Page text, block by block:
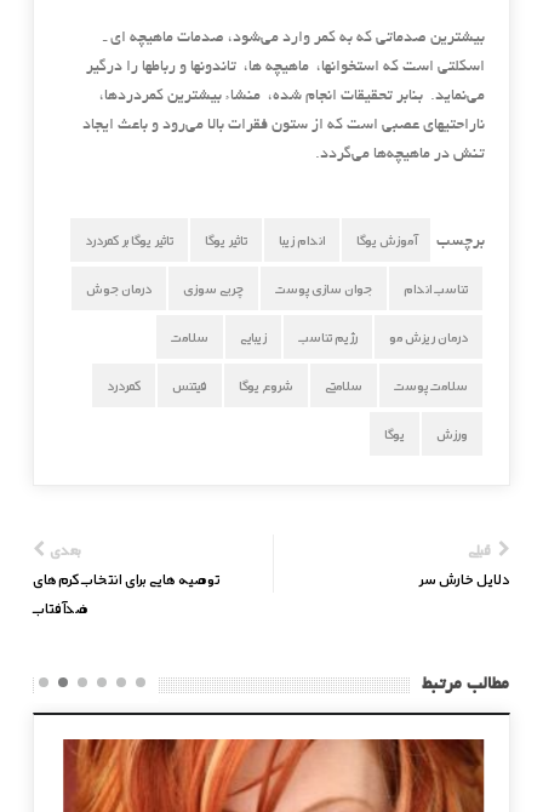
بیشترین صدماتی که به کمر وارد می‌شود، صدمات ماهیچه ای ـ
اسکلتی است که استخوانها، ماهیچه ها، تاندونها و رباطها را درگیر
می‌نماید. بنابر تحقیقات انجام شده، منشاء بیشترین کمردردها،
‌ناراحتیهای عصبی است که از ستون فقرات بالا می‌رود و باعث ایجاد
تنش در ماهیچه‌ها می‌گردد.
برچسب آموزش یوگا اندام زیبا تاثير يوگا تاثير يوگا بر كمردرد
تناسب اندام جوان سازی پوست چربی سوزی درمان جوش
درمان ریزش مو رژیم تناسب زیبایی سلامت
سلامت پوست سلامتی شروع یوگا فیتنس كمردرد
ورزش یوگا
قبلی
دلایل خارش سر
بعدی
توصیه هایی برای انتخاب کرم‌های
ضدآفتاب
مطالب مرتبط